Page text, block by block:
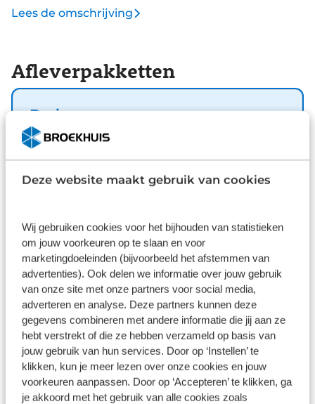
Deze website maakt gebruik van cookies
Wij gebruiken cookies voor het bijhouden van statistieken
om jouw voorkeuren op te slaan en voor
marketingdoeleinden (bijvoorbeeld het afstemmen van
advertenties). Ook delen we informatie over jouw gebruik
van onze site met onze partners voor social media,
adverteren en analyse. Deze partners kunnen deze
gegevens combineren met andere informatie die jij aan ze
hebt verstrekt of die ze hebben verzameld op basis van
jouw gebruik van hun services. Door op ‘Instellen’ te
klikken, kun je meer lezen over onze cookies en jouw
voorkeuren aanpassen. Door op ‘Accepteren’ te klikken, ga
je akkoord met het gebruik van alle cookies zoals
nog goed uit ook. U kunt deze nieuwe auto nu
zowel een brandstofmotor als een elektromotor, die
slim samenwerken om zuinig over de weg te gaan.
Bij de uitrusting van deze Opel horen onder meer
LED koplampen, elektrische handrem, donker
getint glas achter, in delen neerklapbare
achterbank en LED-achterlichten. 'Boem is ho'?
Niet met deze achteruitrijcamera. U ziet achter net
airconditioning voor een prettige temperatuur. In
de Opel Frontera heeft uw veiligheid en die van uw
omgeving prioriteit. Hebben we uw interesse
gewekt? Deze Frontera staat nu voor u klaar, u bent
van harte welkom om hem te komen bekijken. Dan
vertellen we u ook meteen over de
financieringsvormen die we u kunnen aanbieden.
Belt u ons vandaag nog?
Lees de omschrijving
Afleverpakketten
Basis
Inbegrepen
logisch dat u op kwaliteit kunt rekenen en we laten
Gekozen Inhoud
Wat klanten over ons zeggen
9,111237 reviews